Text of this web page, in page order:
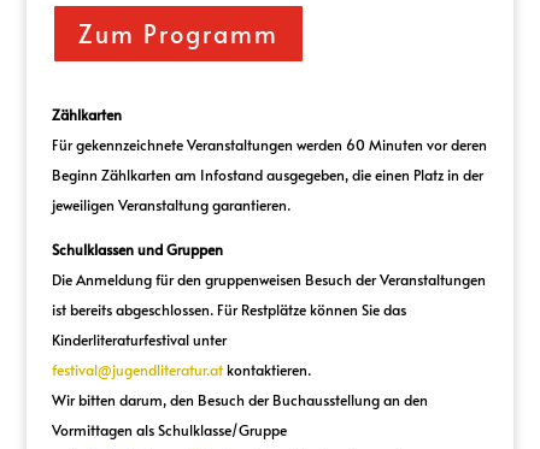
Zum Programm
Zählkarten
Für gekennzeichnete Veranstaltungen werden 60 Minuten vor deren
Beginn Zählkarten am Infostand ausgegeben, die einen Platz in der
jeweiligen Veranstaltung garantieren.
Schulklassen und Gruppen
Die Anmeldung für den gruppenweisen Besuch der Veranstaltungen
ist bereits abgeschlossen. Für Restplätze können Sie das
Kinderliteraturfestival unter
festival@jugendliteratur.atkontaktieren.
Wir bitten darum, den Besuch der Buchausstellung an den
Vormittagen als Schulklasse/Gruppe